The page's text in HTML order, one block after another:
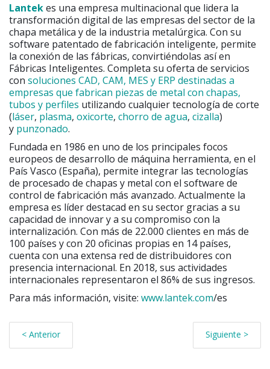
Lantekes una empresa multinacional que lidera la
transformación digital de las empresas del sector de la
chapa metálica y de la industria metalúrgica. Con su
software patentado de fabricación inteligente, permite
la conexión de las fábricas, convirtiéndolas así en
Fábricas Inteligentes. Completa su oferta de servicios
con soluciones CAD, CAM, MES y ERP destinadas a
empresas que fabrican piezas de metal con chapas,
tubos y perfiles utilizando cualquier tecnología de corte
(láser, plasma, oxicorte, chorro de agua, cizalla)
y punzonado.
Fundada en 1986 en uno de los principales focos
europeos de desarrollo de máquina herramienta, en el
País Vasco (España), permite integrar las tecnologías
de procesado de chapas y metal con el software de
control de fabricación más avanzado. Actualmente la
empresa es líder destacad en su sector gracias a su
capacidad de innovar y a su compromiso con la
internalización. Con más de 22.000 clientes en más de
100 países y con 20 oficinas propias en 14 países,
cuenta con una extensa red de distribuidores con
presencia internacional. En 2018, sus actividades
internacionales representaron el 86% de sus ingresos.
Para más información, visite: www.lantek.com/es
< Anterior Siguiente >